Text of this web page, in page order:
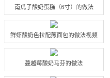
南瓜子酸奶蛋糕（6寸）的做法
鲜虾酸奶色拉配煎面包的做法视频
蔓越莓酸奶马芬的做法